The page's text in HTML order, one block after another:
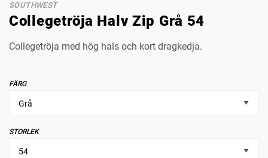
SOUTHWEST
Collegetröja Halv Zip Grå 54
Collegetröja med hög hals och kort dragkedja.
FÄRG
STORLEK